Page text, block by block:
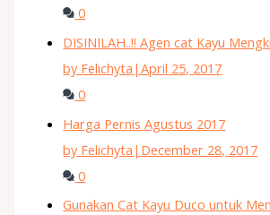
0
DISINILAH..!! Agen cat Kayu
by Felichyta |April 25, 2017
0
Harga Pernis Agustus 2017
by Felichyta | December 28, 2017
0
Gunakan Cat Kayu Duco untuk